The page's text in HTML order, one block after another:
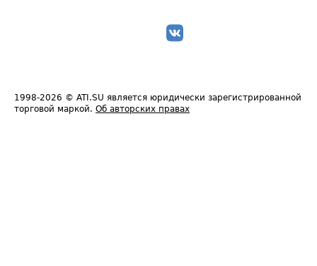
1998-2026 © ATI.SU является юридически зарегистрированной
торговой маркой. Об авторских правах